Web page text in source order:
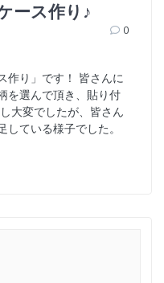
ース作り♪
0
作り」です！ 皆さんに
を選んで頂き、貼り付
大変でしたが、皆さん
ている様子でした。